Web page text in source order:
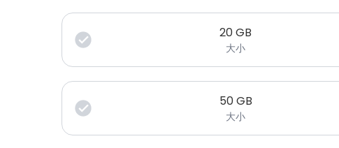
20GB
大小
50GB
大小